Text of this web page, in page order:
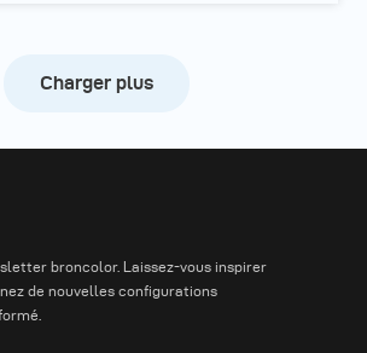
Charger plus
broncolor. Laissez-vous inspirer
de nouvelles configurations